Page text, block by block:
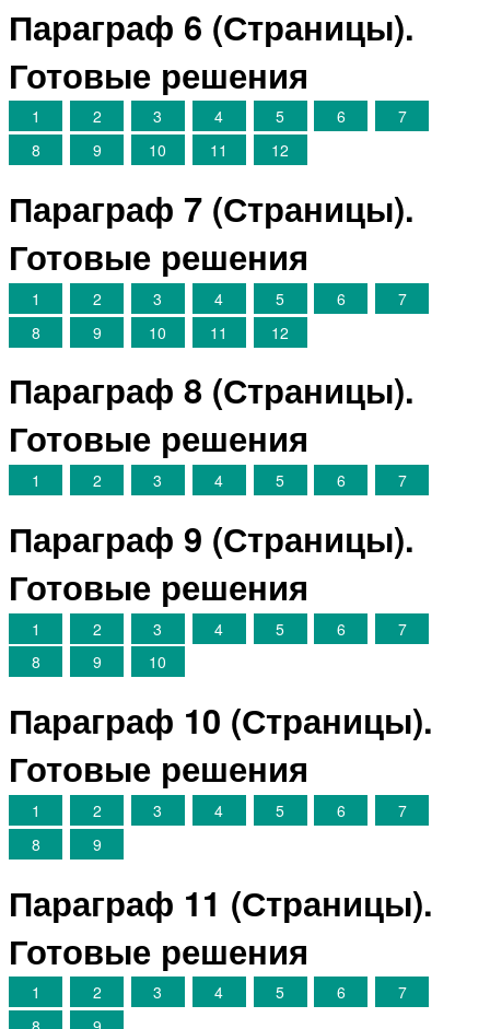
Параграф 6 (Страницы).
Готовые решения
1 2 3 4 5 6
7
8
9 10 11 12
Параграф 7 (Страницы).
Готовые решения
1 2 3 4 5 6
7
8
9 10 11 12
Параграф 8 (Страницы).
Готовые решения
1 2 3 4 5 6 7
Параграф 9 (Страницы).
Готовые решения
1 2 3 4 5 6
7
8
9 10
Параграф 10 (Страницы).
Готовые решения
1 2 3 4 5 6
7
8
9
Параграф 11 (Страницы).
Готовые решения
1 2 3 4 5 6
7